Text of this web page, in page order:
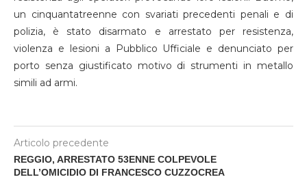
un cinquantatreenne con svariati precedenti penali e di
polizia, è stato disarmato e arrestato per resistenza,
violenza e lesioni a Pubblico Ufficiale e denunciato per
porto senza giustificato motivo di strumenti in metallo
simili ad armi.
Articolo precedente
REGGIO, ARRESTATO 53ENNE COLPEVOLE
DELL’OMICIDIO DI FRANCESCO CUZZOCREA